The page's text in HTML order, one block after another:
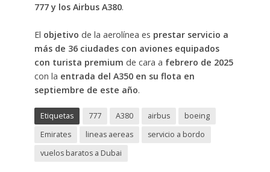
777 y los Airbus A380.
El objetivo de la aerolínea es prestar servicio a
más de 36 ciudades con aviones equipados
con turista premium de cara a febrero de 2025
con la entrada del A350 en su flota en
septiembre de este año.
Etiquetas 777 A380 airbus
boeing
Emirates
lineas aereas
servicio a bordo
vuelos baratos a Dubai